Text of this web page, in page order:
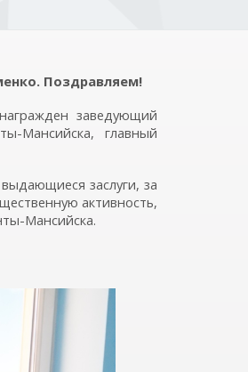
Поздравляем!
заведующий
Мансийска, главный
заслуги, за
активность,
Мансийска.